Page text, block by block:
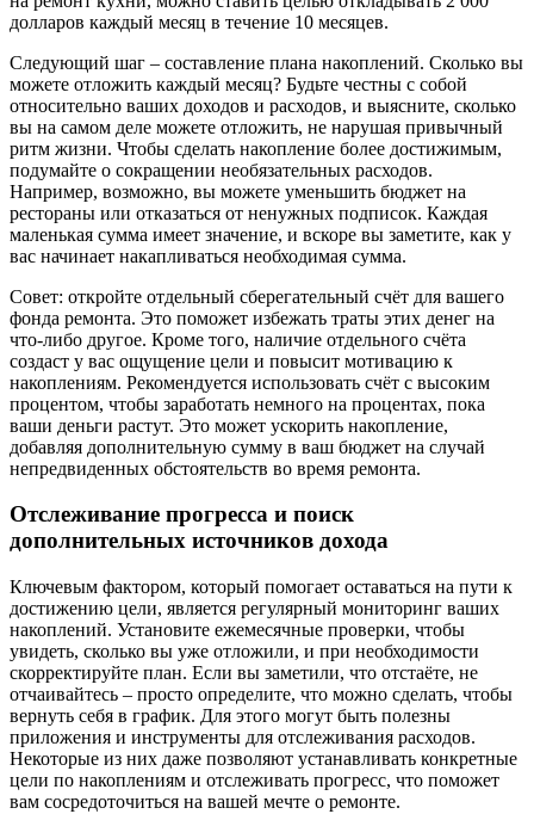
долларов каждый месяц в течение 10 месяцев.
Следующий шаг – составление плана накоплений. Сколько вы
можете отложить каждый месяц? Будьте честны с собой
относительно ваших доходов и расходов, и выясните, сколько
вы на самом деле можете отложить, не нарушая привычный
ритм жизни. Чтобы сделать накопление более достижимым,
подумайте о сокращении необязательных расходов.
Например, возможно, вы можете уменьшить бюджет на
рестораны или отказаться от ненужных подписок. Каждая
маленькая сумма имеет значение, и вскоре вы заметите, как у
вас начинает накапливаться необходимая сумма.
Совет: откройте отдельный сберегательный счёт для вашего
фонда ремонта. Это поможет избежать траты этих денег на
что-либо другое. Кроме того, наличие отдельного счёта
создаст у вас ощущение цели и повысит мотивацию к
накоплениям. Рекомендуется использовать счёт с высоким
процентом, чтобы заработать немного на процентах, пока
ваши деньги растут. Это может ускорить накопление,
добавляя дополнительную сумму в ваш бюджет на случай
непредвиденных обстоятельств во время ремонта.
Отслеживание прогресса и поиск
дополнительных источников дохода
Ключевым фактором, который помогает оставаться на пути к
достижению цели, является регулярный мониторинг ваших
накоплений. Установите ежемесячные проверки, чтобы
увидеть, сколько вы уже отложили, и при необходимости
скорректируйте план. Если вы заметили, что отстаёте, не
отчаивайтесь – просто определите, что можно сделать, чтобы
вернуть себя в график. Для этого могут быть полезны
приложения и инструменты для отслеживания расходов.
Некоторые из них даже позволяют устанавливать конкретные
цели по накоплениям и отслеживать прогресс, что поможет
вам сосредоточиться на вашей мечте о ремонте.